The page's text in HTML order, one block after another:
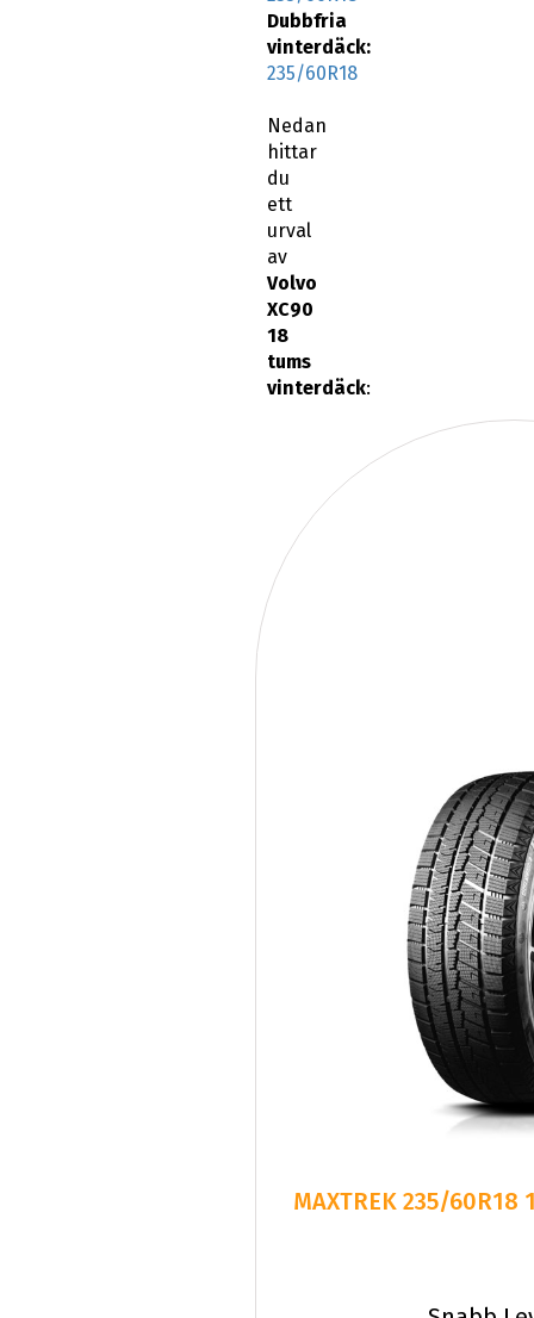
vinterdäck:
235/60R18
hittar
du
ett
urval
av
Volvo
XC90
18
tums
vinterdäck